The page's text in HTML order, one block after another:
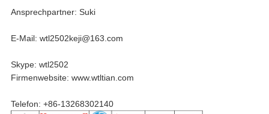
Ansprechpartner: Suki
E-Mail: wtl2502keji@163.com
Skype: wtl2502
Firmenwebsite: www.wtltian.com
Telefon: +86-13268302140